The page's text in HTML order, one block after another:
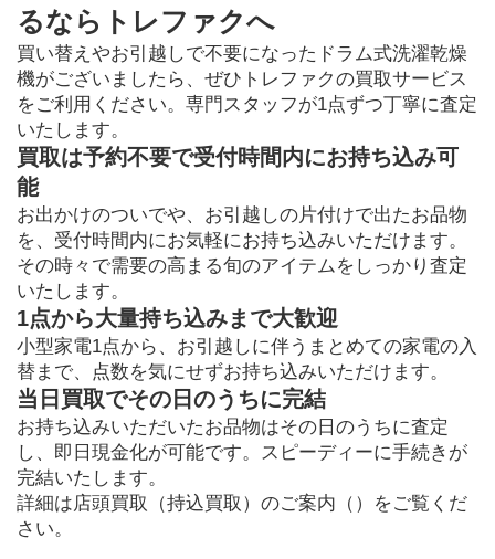
るならトレファクへ
買い替えやお引越しで不要になったドラム式洗濯乾燥
機がございましたら、ぜひトレファクの買取サービス
をご利用ください。専門スタッフが1点ずつ丁寧に査定
いたします。
買取は予約不要で受付時間内にお持ち込み可
能
お出かけのついでや、お引越しの片付けで出たお品物
を、受付時間内にお気軽にお持ち込みいただけます。
その時々で需要の高まる旬のアイテムをしっかり査定
いたします。
1点から大量持ち込みまで大歓迎
小型家電1点から、お引越しに伴うまとめての家電の入
替まで、点数を気にせずお持ち込みいただけます。
当日買取でその日のうちに完結
お持ち込みいただいたお品物はその日のうちに査定
し、即日現金化が可能です。スピーディーに手続きが
完結いたします。
詳細は店頭買取（持込買取）のご案内（）をご覧くだ
さい。